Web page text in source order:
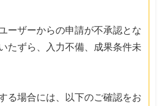
ーザーからの申請が不承認とな
たずら、入力不備、成果条件未
る場合には、以下のご確認をお